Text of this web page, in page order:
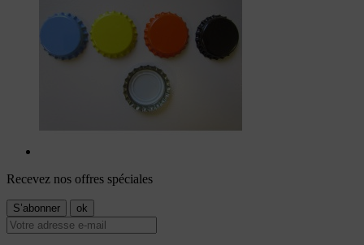
Recevez nos offres spéciales